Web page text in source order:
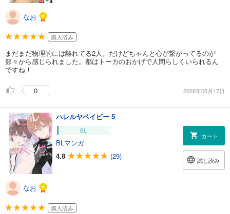
なお
購入済み
まだまだ物理的には離れてる2人。だけどちゃんと心が繋がってるのが
節々から感じられました。都はトーカのおかげで人間らしくいられるん
ですね！
0 2026年05月17日
ハレルヤベイビー 5
BL
BLマンガ
4.8
(29)
カート
試し読み
なお
購入済み